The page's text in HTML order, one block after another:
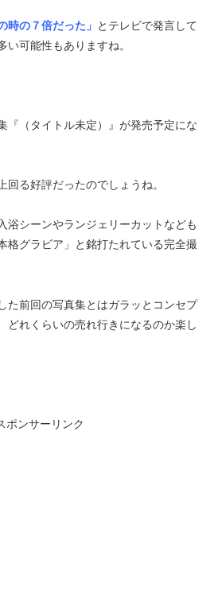
時の７倍だった」 とテレビで発言して
い可能性もありますね。
『（タイトル未定）』が発売予定にな
回る好評だったのでしょうね。
浴シーンやランジェリーカットなども
格グラビア」と銘打たれている完全撮
た前回の写真集とはガラッとコンセプ
どれくらいの売れ行きになるのか楽し
ポンサーリンク